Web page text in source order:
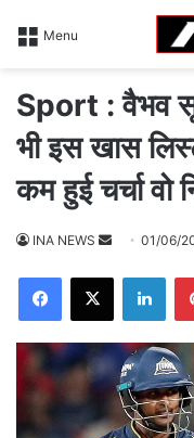
Menu
Sport : वैभव
भी इस खास
कम हुई चर्चा
INA NEWS
d
a
e
m
01/06/